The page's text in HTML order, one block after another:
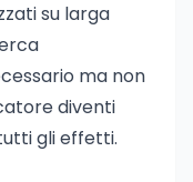
su larga
ma non
diventi
gli effetti.